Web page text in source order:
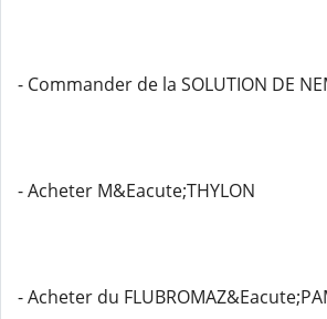
- Commander de la SOLUTION DE
- Acheter M&Eacute;THYLON
- Acheter du